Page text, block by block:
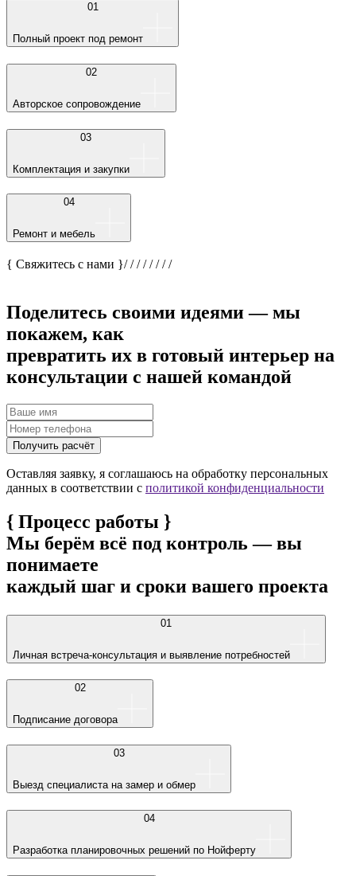
01
Полный проект под ремонт
02
Авторское сопровождение
03
Комплектация и закупки
04
Ремонт и мебель
{ Свяжитесь с нами }////////
Поделитесь своими идеями — мы
покажем, как
превратить их в готовый интерьер на
консультации с нашей командой
Получить расчёт
Оставляя заявку, я соглашаюсь на обработку персональных
данных в соответствии с политикой конфиденциальности
{ Процесс работы }
Мы берём всё под контроль — вы
понимаете
каждый шаг и сроки вашего проекта
01
Личная встреча-консультация и выявление потребностей
02
Подписание договора
03
Выезд специалиста на замер и обмер
04
Разработка планировочных решений по Нойферту